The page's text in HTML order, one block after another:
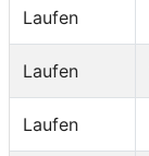
Laufen
Laufen
Laufen